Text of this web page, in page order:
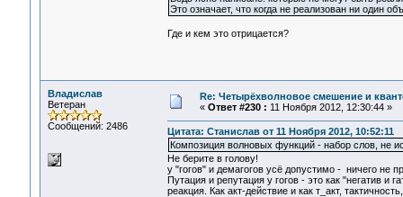
Это означает, что когда не реализован ни один
Где и кем это отрицается?
Владислав
Ветеран
Сообщений: 2486
Re: Четырёхволновое смешение и
« Ответ #230 : 11 Ноября 2012, 12:30:44 »
Цитата: Станислав от 11 Ноября 2012, 10:52:11
Композиция волновых функций - набор слов, не
Не берите в голову!
у "гогов" и демагогов усё допустимо - ничего не
Путация и репутация у гогов - это как "негатив и
реакция. Как акт-действие и как т_акт,